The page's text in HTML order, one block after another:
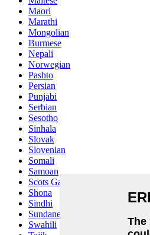
Maori
Marathi
Mongolian
Burmese
Nepali
Norwegian
Pashto
Persian
Punjabi
Serbian
Sesotho
Sinhala
Slovak
Slovenian
Somali
Samoan
Scots Gaelic
Shona
Sindhi
Sundanese
Swahili